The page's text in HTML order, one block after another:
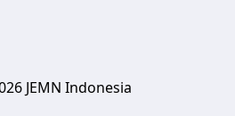
JEMN Indonesia